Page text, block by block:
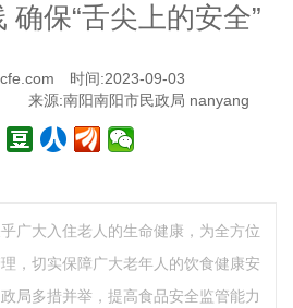
确保“舌尖上的安全”
时间:2023-09-03
来源:南阳南阳市民政局 nanyang
广大入住老人的生命健康，为全方位
，切实保障广大老年人的饮食健康安
局多措并举，提高食品安全监管能力